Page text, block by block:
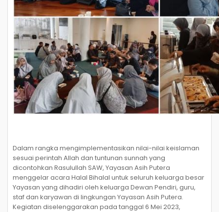
Dalam rangka mengimplementasikan nilai-nilai keislaman
sesuai perintah Allah dan tuntunan sunnah yang
dicontohkan Rasulullah SAW, Yayasan Asih Putera
menggelar acara Halal Bihalal untuk seluruh keluarga besar
Yayasan yang dihadiri oleh keluarga Dewan Pendiri, guru,
staf dan karyawan di lingkungan Yayasan Asih Putera.
Kegiatan diselenggarakan pada tanggal 6 Mei 2023,